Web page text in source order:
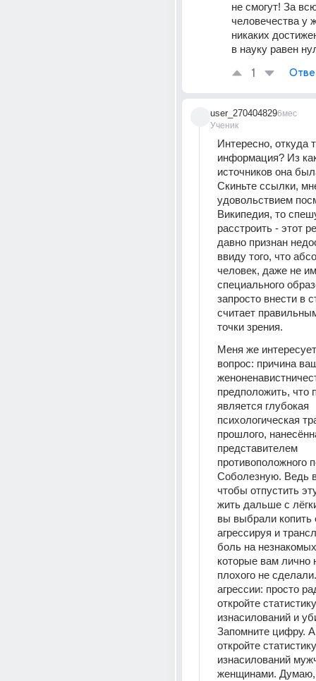
не смогут! За
человечества у
никаких
в науку равен
1
user_270404829
Ученик
6мес
Интересно, откуда
информация? Из
источников она
Скиньте ссылки,
удовольствием
Википедия, то
расстроить - этот
давно признан
ввиду того, что
человек, даже не
специального
запросто внести в
считает
точки зрения.
Меня же
вопрос: причина
предположить, что
является глубокая
психологическая
прошлого,
представителем
противоположного
Соболезную. Ведь
чтобы отпустить
жить дальше с
вы выбрали копить
агрессируя и
боль на
которые вам лично
плохого не
агрессии: просто
откройте статистику
изнасилований и
Запомните цифру.
откройте статистику
изнасилований
женщинами. Думаю,